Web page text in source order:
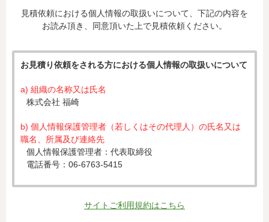
見積依頼における個人情報の取扱いについて、下記の内容を
お読み頂き、同意頂いた上で見積依頼ください。
お見積り依頼をされる方における個人情報の取扱いについて
a) 組織の名称又は氏名
株式会社 福崎
b) 個人情報保護管理者（若しくはその代理人）の氏名又は
職名、所属及び連絡先
個人情報保護管理者：代表取締役
電話番号：06-6763-5415
c) 個人情報の利用目的
入力された個人情報は、お見積り依頼への対応のために利
サイトご利用規約はこちら